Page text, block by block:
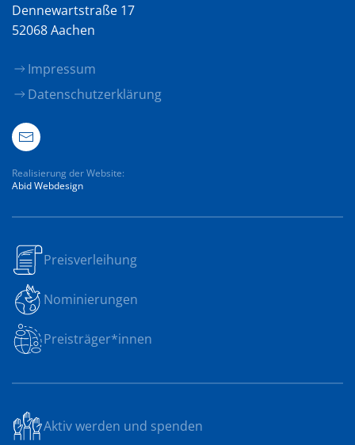
Dennewartstraße 17
52068 Aachen
Impressum
Datenschutzerklärung
Realisierung der Website:
Abid Webdesign
Preisverleihung
Nominierungen
Preisträger*innen
Aktiv werden und spenden